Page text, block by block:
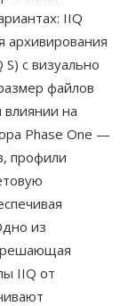
IIQ
архивирования
с визуально
файлов
на
Phase One —
профили
из
IIQ от